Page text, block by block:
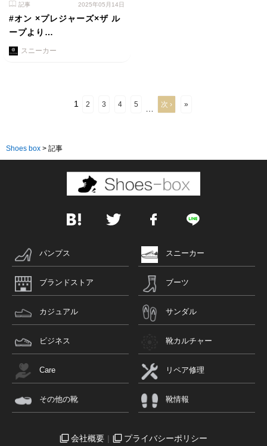
記事 2025年05月14日
#オン ×プレジャーズ×ザ ル
ープより…
スニーカー
1 2 3 4 5 次 › »
Shoes box > 記事
パンプス スニーカー
ブランドストア ブーツ
カジュアル サンダル
ビジネス 靴カルチャー
Care リペア修理
その他の靴 靴情報
会社概要 プライバシーポリシー